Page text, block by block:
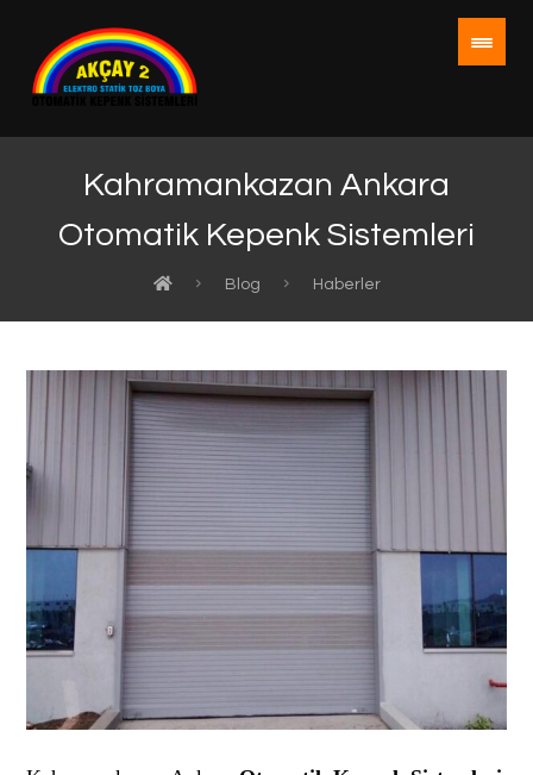
Kahramankazan Ankara
Otomatik Kepenk Sistemleri
Blog Haberler